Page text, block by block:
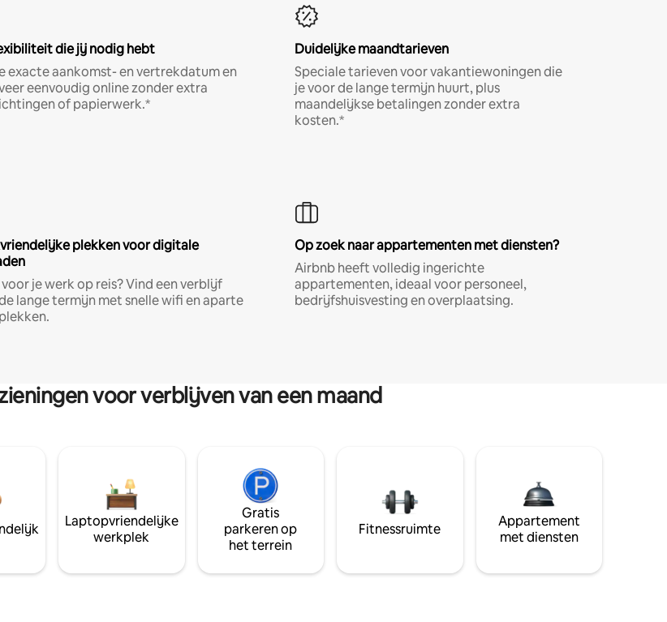
die jij nodig hebt
exacte aankomst- en vertrekdatum en
eenvoudig online zonder extra
of papierwerk.*
Duidelijke maandtarieven
Speciale tarieven voor vakantiewoningen die
je voor de lange termijn huurt, plus
maandelijkse betalingen zonder extra
kosten.*
plekken voor digitale
voor je werk op reis? Vind een verblijf
lange termijn met snelle wifi en aparte
Op zoek naar appartementen met diensten?
Airbnb heeft volledig ingerichte
appartementen, ideaal voor personeel,
bedrijfshuisvesting en overplaatsing.
voor verblijven van een maand
Laptopvriendelijke
werkplek
Gratis
parkeren op
het terrein
Fitnessruimte
Appartement
met diensten